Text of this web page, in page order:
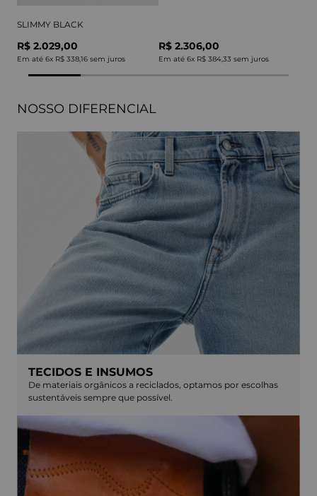
SLIMMY BLACK
R$ 2.029,00
Em até 6x R$ 338,16 sem juros
R$ 2.306,00
Em até 6x R$ 384,33 sem juros
NOSSO DIFERENCIAL
TECIDOS E INSUMOS
De materiais orgânicos a reciclados, optamos por escolhas
sustentáveis sempre que possível.